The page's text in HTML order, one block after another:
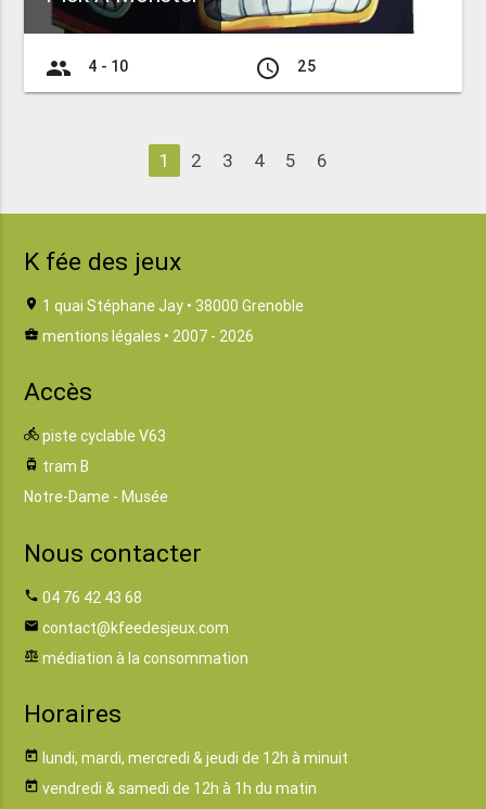
group 4 - 10 access_time 25
1 2 3 4 5 6
K fée des jeux
location_on 1 quai Stéphane Jay • 38000 Grenoble
business_center mentions légales • 2007 - 2026
Accès
directions_bike piste cyclable V63
tram tram B
Notre-Dame - Musée
Nous contacter
phone 04 76 42 43 68
email contact@kfeedesjeux.com
balance médiation à la consommation
Horaires
today lundi, mardi, mercredi & jeudi de 12h à minuit
today vendredi & samedi de 12h à 1h du matin